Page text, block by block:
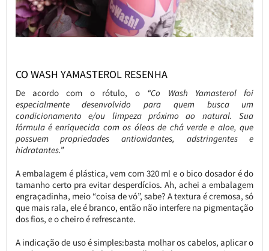
CO WASH YAMASTEROL RESENHA
De acordo com o rótulo, o “Co Wash Yamasterol foi
especialmente desenvolvido para quem busca um
condicionamento e/ou limpeza próximo ao natural. Sua
fórmula é enriquecida com os óleos de chá verde e aloe, que
possuem propriedades antioxidantes, adstringentes e
hidratantes.”
A embalagem é plástica, vem com 320 ml e o bico dosador é do
tamanho certo pra evitar desperdícios. Ah, achei a embalagem
engraçadinha, meio “coisa de vó”, sabe? A textura é cremosa, só
que mais rala, ele é branco, então não interfere na pigmentação
dos fios, e o cheiro é refrescante.
A indicação de uso é simples:basta molhar os cabelos, aplicar o